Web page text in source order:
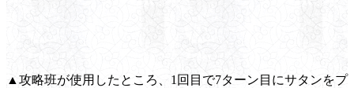
▲攻略班が使用したところ、1回目で7ターン目にサタンをプ